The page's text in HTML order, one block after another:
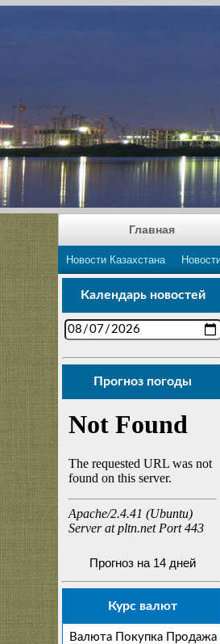
Главная
Новости Казахстана
Календарь новостей
Прогноз погоды
Прогноз на 14 дней
Курс валют
Валюта Покупка
Продажа